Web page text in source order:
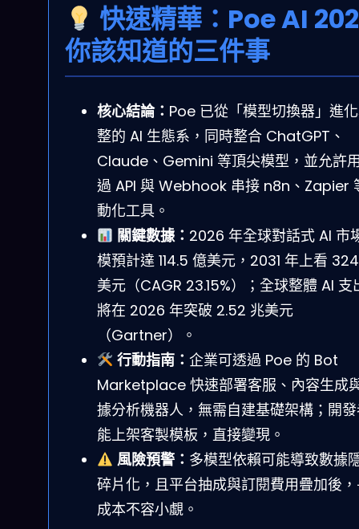
快速精華：Poe AI
你該知道的三件事
核心結論： Poe 已從「模型切換器」進
整的 AI 生態系，同時整合 ChatGPT、
Claude、Gemini 等頂尖模型，並允許
過 API 與 Webhook 串接 n8n、Zapier
動化工具。
關鍵數據： 2026 年全球對話式 AI 市
模預計達 114.5 億美元，2031 年上看
美元（CAGR 23.15%）；全球整體 AI 支
將在 2026 年突破 2.52 兆美元
（Gartner）。
行動指南： 企業可透過 Poe 的 Bot
Marketplace 快速部署客服、內容生成
據分析機器人，無需自建基礎架構；開
能上架客製模板，直接變現。
風險預警： 多模型依賴可能導致數據
碎片化，且平台抽成與訂閱費用疊加後
成本不容小覷。